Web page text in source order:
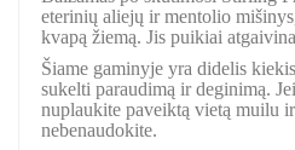
eterinių aliejų ir mentolio
kvapą žiemą. Jis puikiai
Šiame gaminyje yra didelis
sukelti paraudimą ir deginimą.
nuplaukite paveiktą vietą muilu
nebenaudokite.